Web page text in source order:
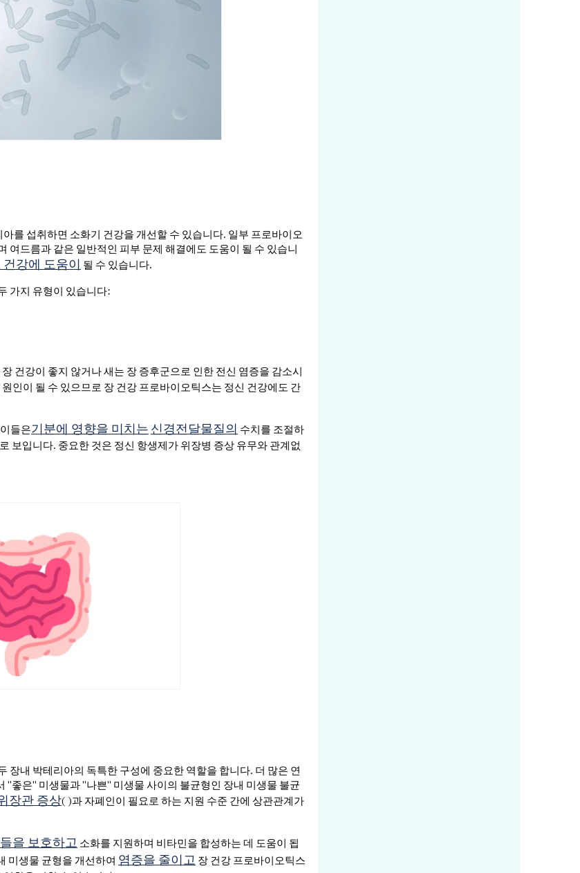
를 섭취하면 소화기 건강을 개선할 수 있습니다. 일부 프로바이오
드름과 같은 일반적인 피부 문제 해결에도 도움이 될 수 있습니
강에 도움이 될 수 있습니다.
가지 유형이 있습니다:
건강이 좋지 않거나 새는 장 증후군으로 인한 전신 염증을 감소시
인이 될 수 있으므로 장 건강 프로바이오틱스는 정신 건강에도 간
들은기분에 영향을 미치는 신경전달물질의 수치를 조절하
보입니다. 중요한 것은 정신 항생제가 위장병 증상 유무와 관계없
장내 박테리아의 독특한 구성에 중요한 역할을 합니다. 더 많은 연
"좋은" 미생물과 "나쁜" 미생물 사이의 불균형인 장내 미생물 불균
장관 증상( )과 자폐인이 필요로 하는 지원 수준 간에 상관관계가
을 보호하고 소화를 지원하며 비타민을 합성하는 데 도움이 됩
미생물 균형을 개선하여 염증을 줄이고 장 건강 프로바이오틱스